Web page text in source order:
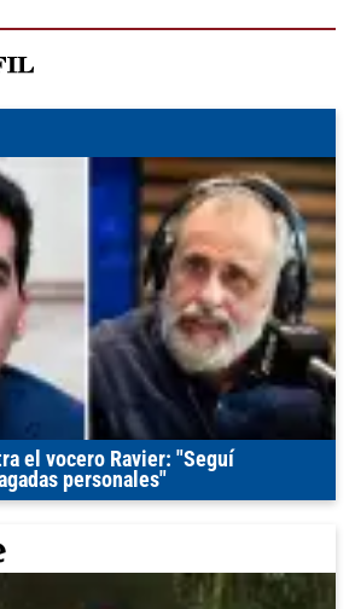
el vocero Ravier: "Seguí
personales"